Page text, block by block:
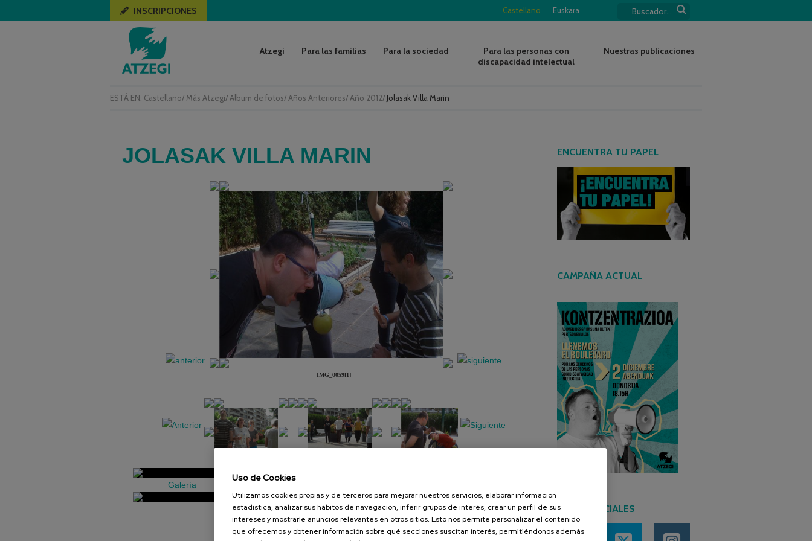
ESTÁ EN: Castellano/ Más Atzegi/ Album de fotos/ Años Anteriores/ Año 2012/ Jolasak Villa Marin
Castellano Euskara
INSCRIPCIONES
Atzegi Para las familias Para la sociedad
Para las personas con
discapacidad intelectual
Nuestras publicaciones
JOLASAK VILLA MARIN
IMG_0059[1]
Galería
ENCUENTRA TU PAPEL
CAMPAÑA ACTUAL
REDES SOCIALES
Uso de Cookies
Utilizamos cookies propias y de terceros para mejorar nuestros servicios, elaborar información
estadística, analizar sus hábitos de navegación, inferir grupos de interés, crear un perfil de sus
intereses y mostrarle anuncios relevantes en otros sitios. Esto nos permite personalizar el contenido
que ofrecemos y obtener información sobre qué secciones suscitan interés, permitiéndonos además